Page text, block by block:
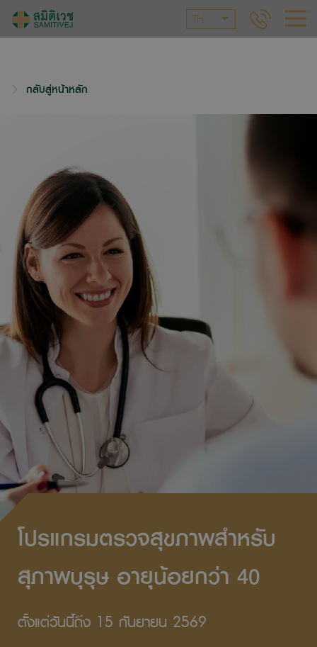
TH
กลับสู่หน้าหลัก
โปรแกรมตรวจสุขภาพสำหรับ
สุภาพบุรุษ อายุน้อยกว่า 40
ตั้งแต่วันนี้ถึง 15 กันยายน 2569